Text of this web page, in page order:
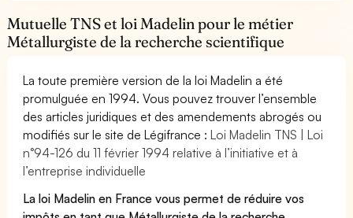
Mutuelle TNS et loi Madelin pour le métier
Métallurgiste de la recherche scientifique
La toute première version de la loi Madelin a été
promulguée en 1994. Vous pouvez trouver l’ensemble
des articles juridiques et des amendements abrogés ou
modifiés sur le site de Légifrance :Loi Madelin TNS | Loi
n°94-126 du 11 février 1994 relative à l’initiative et à
l’entreprise individuelle
La loi Madelin en France vous permet de réduire vos